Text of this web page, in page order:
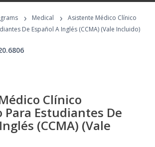
Programs
› Medical ›
Asistente Médico Clínico
De Español A Inglés (CCMA) (Vale Incluido)
Clínico
Para Estudiantes De
(CCMA) (Vale